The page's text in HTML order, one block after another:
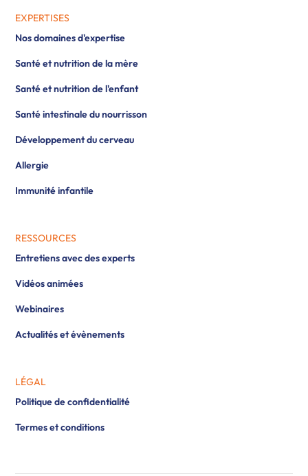
EXPERTISES
Nos domaines d'expertise
Santé et nutrition de la mère
Santé et nutrition de l'enfant
Santé intestinale du nourrisson
Développement du cerveau
Allergie
Immunité infantile
RESSOURCES
Entretiens avec des experts
Vidéos animées
Webinaires
Actualités et évènements
LÉGAL
Politique de confidentialité
Termes et conditions